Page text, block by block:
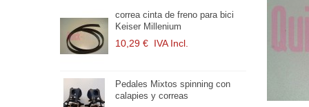
correa cinta de freno para bici
Keiser Millenium
10,29 € IVA Incl.
Pedales Mixtos spinning con
calapies y correas